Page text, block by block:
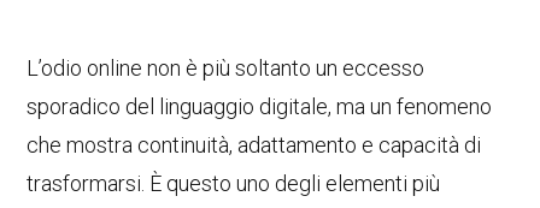
L’odio online non è più soltanto un eccesso
sporadico del linguaggio digitale, ma un fenomeno
che mostra continuità, adattamento e capacità di
trasformarsi. È questo uno degli elementi più